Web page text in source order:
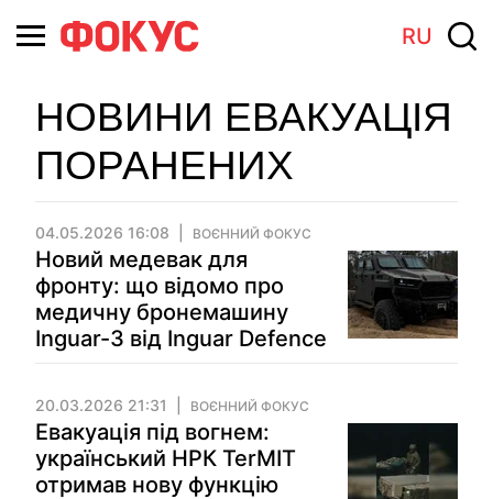
RU
НОВИНИ ЕВАКУАЦІЯ
ПОРАНЕНИХ
04.05.2026 16:08 ВОЄННИЙ ФОКУС
Новий медевак для
фронту: що відомо про
медичну бронемашину
Inguar-3 від Inguar Defence
20.03.2026 21:31 ВОЄННИЙ ФОКУС
Евакуація під вогнем:
український НРК TerMIT
отримав нову функцію